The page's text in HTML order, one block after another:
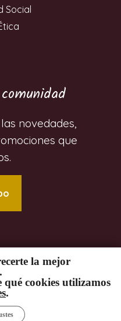
Social
novedades,
que
Todos
Desarrollada por
|
la mejor
qué cookies utilizamos
.